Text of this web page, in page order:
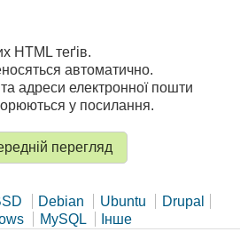
HTML теґів.
автоматично.
адреси електронної пошти
у посилання.
Debian Ubuntu
Drupal
MySQL Інше